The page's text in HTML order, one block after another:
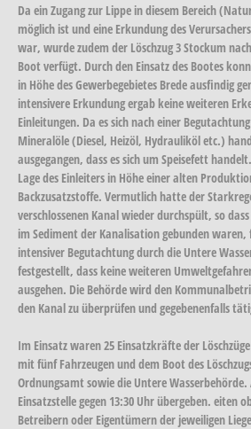
Da ein Zugang zur Lippe in diesem Bereich
möglich ist und eine Erkundung des
war, wurde zudem der Löschzug 3 Stockum
Boot verfügt. Durch den Einsatz des Bootes
in Höhe des Gewerbegebietes Brede ausfindig
intensivere Erkundung ergab keine weiteren
Einleitungen. Da es sich nach einer
Mineralöle (Diesel, Heizöl, Hydrauliköl etc.)
ausgegangen, dass es sich um Speisefett
Lage des Einleiters in Höhe einer alten
Backzusatzstoffe. Vermutlich hatte der
verschlossenen Kanal wieder durchspült, so
im Sediment der Kanalisation gebunden
intensiver Begutachtung durch die Untere
festgestellt, dass keine weiteren
ausgehen. Die Behörde wird den
den Kanal zu überprüfen und gegebenenfalls
Im Einsatz waren 25 Einsatzkräfte der
mit fünf Fahrzeugen und dem Boot des
Ordnungsamt sowie die Untere
Einsatzstelle gegen 13:30 Uhr übergeben. eiten
Betreibern oder Eigentümern der jeweiligen